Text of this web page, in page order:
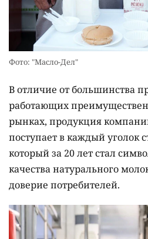
Фото: "Масло-Дел"
В отличие от большинства
работающих
рынках, продукция
поступает в каждый уголок
который за 20 лет стал
качества натурального
доверие потребителей.